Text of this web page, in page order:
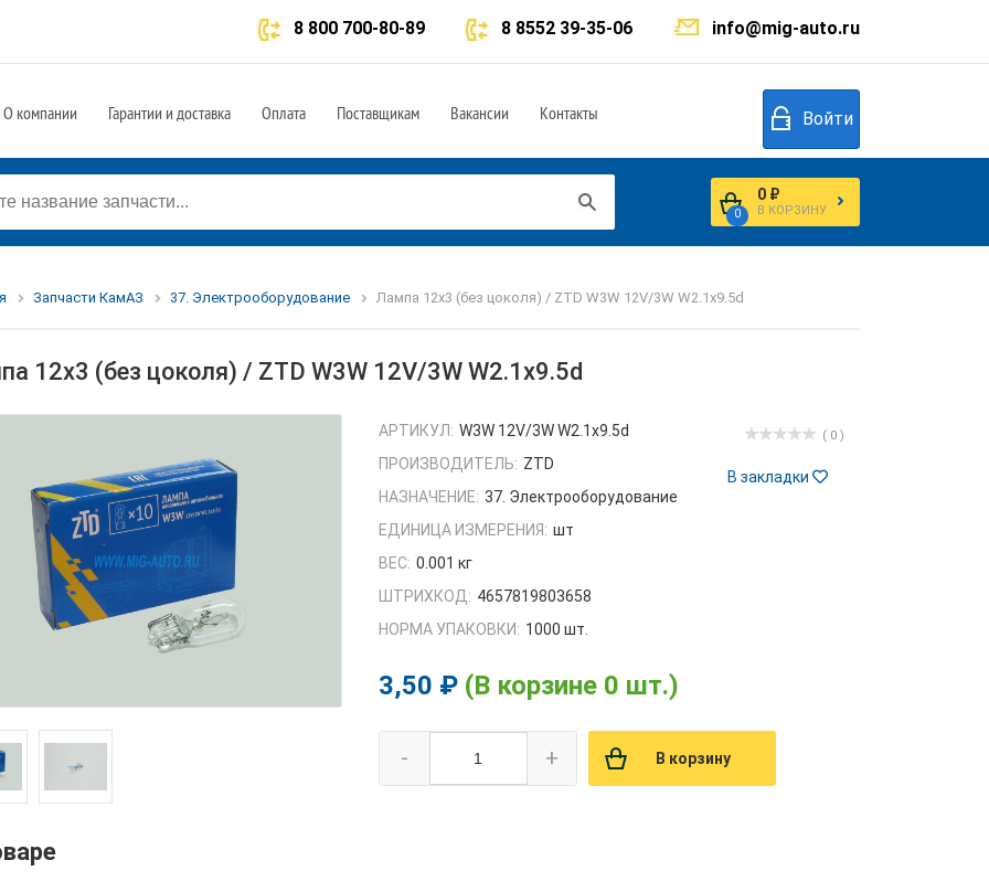
info@mig-auto.ru
8 8552 39-35-06
8 800 700-80-89
О компании Гарантии и доставка Оплата Поставщикам Вакансии Контакты Войти
0
0 ₽
В КОРЗИНУ
Запчасти КамАЗ 37. Электрооборудование Лампа 12х3 (без цоколя) / ZTD W3W 12V/3W W2.1x9.5d
12х3 (без цоколя) / ZTD W3W 12V/3W W2.1x9.5d
( 0 )
В закладки
АРТИКУЛ: W3W 12V/3W W2.1x9.5d
ПРОИЗВОДИТЕЛЬ: ZTD
НАЗНАЧЕНИЕ: 37. Электрооборудование
ЕДИНИЦА ИЗМЕРЕНИЯ: шт
ВЕС: 0.001 кг
ШТРИХКОД: 4657819803658
НОРМА УПАКОВКИ: 1000 шт.
3,50 ₽ (В корзине 0 шт.)
- + В корзину